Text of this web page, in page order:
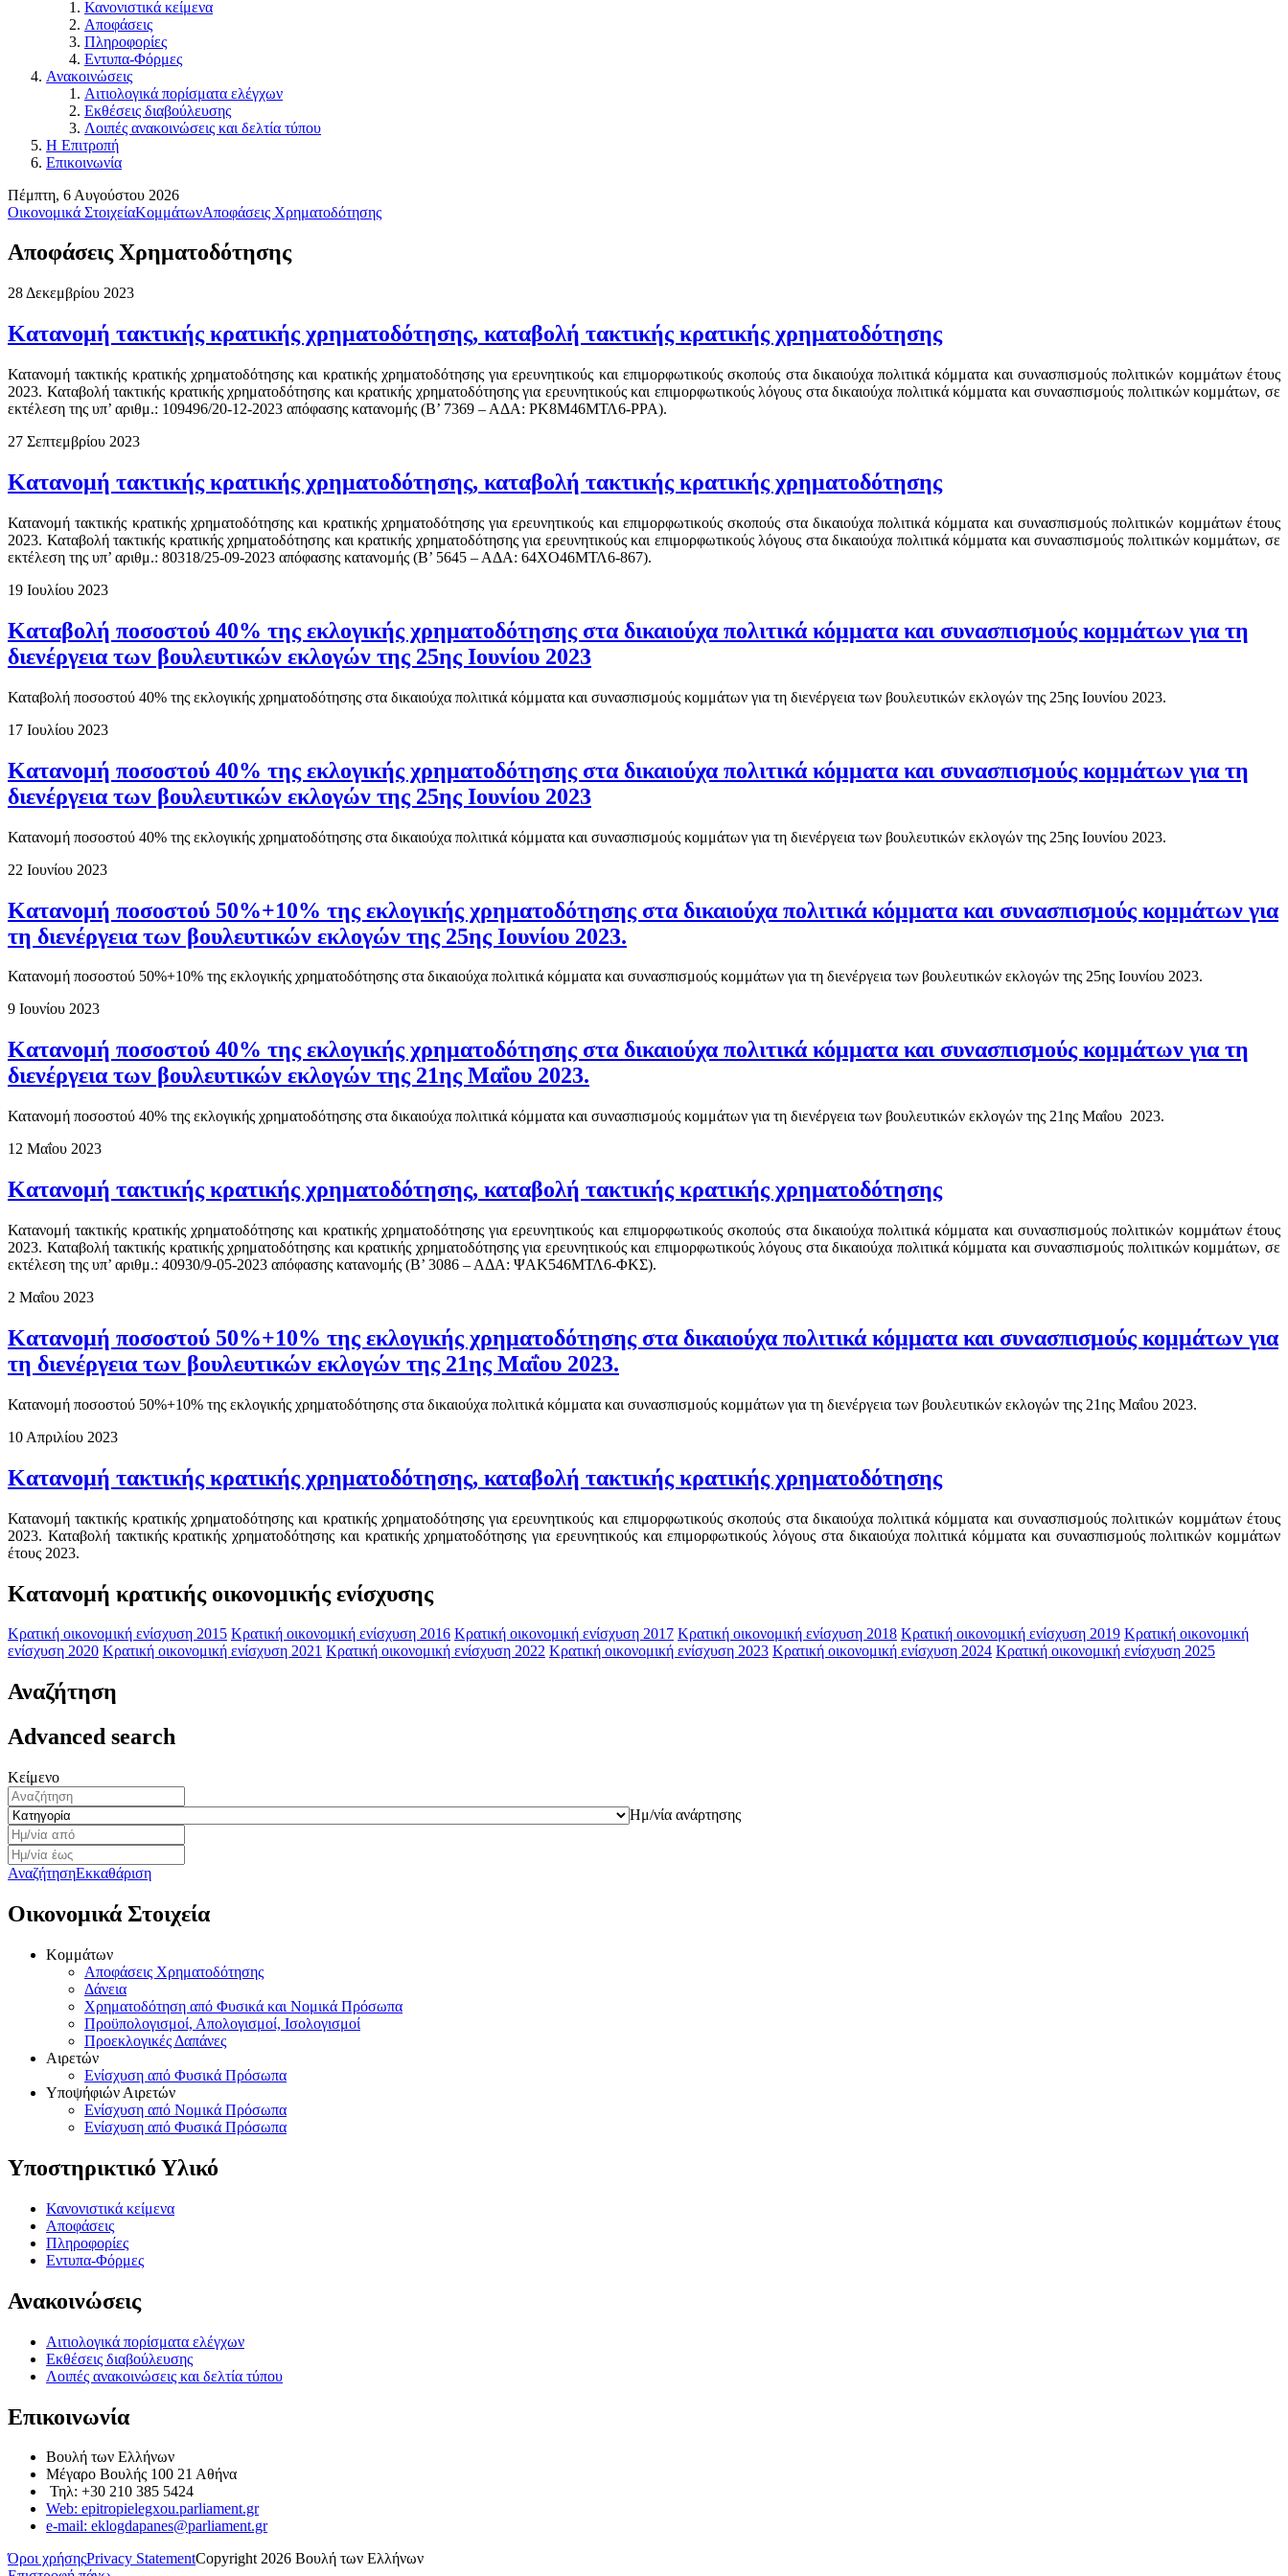
Κανονιστικά κείμενα
Αποφάσεις
Πληροφορίες
Εντυπα-Φόρμες
Ανακοινώσεις
Αιτιολογικά πορίσματα ελέγχων
Εκθέσεις διαβούλευσης
Λοιπές ανακοινώσεις και δελτία τύπου
Η Επιτροπή
Επικοινωνία
Πέμπτη, 6 Αυγούστου 2026
Οικονομικά ΣτοιχείαΚομμάτωνΑποφάσεις Χρηματοδότησης
Αποφάσεις Χρηματοδότησης
28 Δεκεμβρίου 2023
Κατανομή τακτικής κρατικής χρηματοδότησης, καταβολή τακτικής κρατικής χρηματοδότησης
Κατανομή τακτικής κρατικής χρηματοδότησης και κρατικής χρηματοδότησης για ερευνητικούς και επιμορφωτικούς σκοπούς στα δικαιούχα πολιτικά κόμματα και συνασπισμούς πολιτικών κομμάτων έτους
2023. Καταβολή τακτικής κρατικής χρηματοδότησης και κρατικής χρηματοδότησης για ερευνητικούς και επιμορφωτικούς λόγους στα δικαιούχα πολιτικά κόμματα και συνασπισμούς πολιτικών κομμάτων, σε
εκτέλεση της υπ’ αριθμ.: 109496/20-12-2023 απόφασης κατανομής (Β’ 7369 – ΑΔΑ: ΡΚ8Μ46ΜΤΛ6-ΡΡΑ).
27 Σεπτεμβρίου 2023
Κατανομή τακτικής κρατικής χρηματοδότησης, καταβολή τακτικής κρατικής χρηματοδότησης
Κατανομή τακτικής κρατικής χρηματοδότησης και κρατικής χρηματοδότησης για ερευνητικούς και επιμορφωτικούς σκοπούς στα δικαιούχα πολιτικά κόμματα και συνασπισμούς πολιτικών κομμάτων έτους
2023. Καταβολή τακτικής κρατικής χρηματοδότησης και κρατικής χρηματοδότησης για ερευνητικούς και επιμορφωτικούς λόγους στα δικαιούχα πολιτικά κόμματα και συνασπισμούς πολιτικών κομμάτων, σε
εκτέλεση της υπ’ αριθμ.: 80318/25-09-2023 απόφασης κατανομής (Β’ 5645 – ΑΔΑ: 64ΧΟ46ΜΤΛ6-867).
19 Ιουλίου 2023
Καταβολή ποσοστού 40% της εκλογικής χρηματοδότησης στα δικαιούχα πολιτικά κόμματα και συνασπισμούς κομμάτων για τη
διενέργεια των βουλευτικών εκλογών της 25ης Ιουνίου 2023
Καταβολή ποσοστού 40% της εκλογικής χρηματοδότησης στα δικαιούχα πολιτικά κόμματα και συνασπισμούς κομμάτων για τη διενέργεια των βουλευτικών εκλογών της 25ης Ιουνίου 2023.
17 Ιουλίου 2023
Κατανομή ποσοστού 40% της εκλογικής χρηματοδότησης στα δικαιούχα πολιτικά κόμματα και συνασπισμούς κομμάτων για τη
διενέργεια των βουλευτικών εκλογών της 25ης Ιουνίου 2023
Κατανομή ποσοστού 40% της εκλογικής χρηματοδότησης στα δικαιούχα πολιτικά κόμματα και συνασπισμούς κομμάτων για τη διενέργεια των βουλευτικών εκλογών της 25ης Ιουνίου 2023.
22 Ιουνίου 2023
Κατανομή ποσοστού 50%+10% της εκλογικής χρηματοδότησης στα δικαιούχα πολιτικά κόμματα και συνασπισμούς κομμάτων για
τη διενέργεια των βουλευτικών εκλογών της 25ης Ιουνίου 2023.
Κατανομή ποσοστού 50%+10% της εκλογικής χρηματοδότησης στα δικαιούχα πολιτικά κόμματα και συνασπισμούς κομμάτων για τη διενέργεια των βουλευτικών εκλογών της 25ης Ιουνίου 2023.
9 Ιουνίου 2023
Κατανομή ποσοστού 40% της εκλογικής χρηματοδότησης στα δικαιούχα πολιτικά κόμματα και συνασπισμούς κομμάτων για τη
διενέργεια των βουλευτικών εκλογών της 21ης Μαΐου 2023.
Κατανομή ποσοστού 40% της εκλογικής χρηματοδότησης στα δικαιούχα πολιτικά κόμματα και συνασπισμούς κομμάτων για τη διενέργεια των βουλευτικών εκλογών της 21ης Μαΐου 2023.
12 Μαΐου 2023
Κατανομή τακτικής κρατικής χρηματοδότησης, καταβολή τακτικής κρατικής χρηματοδότησης
Κατανομή τακτικής κρατικής χρηματοδότησης και κρατικής χρηματοδότησης για ερευνητικούς και επιμορφωτικούς σκοπούς στα δικαιούχα πολιτικά κόμματα και συνασπισμούς πολιτικών κομμάτων έτους
2023. Καταβολή τακτικής κρατικής χρηματοδότησης και κρατικής χρηματοδότησης για ερευνητικούς και επιμορφωτικούς λόγους στα δικαιούχα πολιτικά κόμματα και συνασπισμούς πολιτικών κομμάτων, σε
εκτέλεση της υπ’ αριθμ.: 40930/9-05-2023 απόφασης κατανομής (Β’ 3086 – ΑΔΑ: ΨΑΚ546ΜΤΛ6-ΦΚΣ).
2 Μαΐου 2023
Κατανομή ποσοστού 50%+10% της εκλογικής χρηματοδότησης στα δικαιούχα πολιτικά κόμματα και συνασπισμούς κομμάτων για
τη διενέργεια των βουλευτικών εκλογών της 21ης Μαΐου 2023.
Κατανομή ποσοστού 50%+10% της εκλογικής χρηματοδότησης στα δικαιούχα πολιτικά κόμματα και συνασπισμούς κομμάτων για τη διενέργεια των βουλευτικών εκλογών της 21ης Μαΐου 2023.
10 Απριλίου 2023
Κατανομή τακτικής κρατικής χρηματοδότησης, καταβολή τακτικής κρατικής χρηματοδότησης
Κατανομή τακτικής κρατικής χρηματοδότησης και κρατικής χρηματοδότησης για ερευνητικούς και επιμορφωτικούς σκοπούς στα δικαιούχα πολιτικά κόμματα και συνασπισμούς πολιτικών κομμάτων έτους
2023. Καταβολή τακτικής κρατικής χρηματοδότησης και κρατικής χρηματοδότησης για ερευνητικούς και επιμορφωτικούς λόγους στα δικαιούχα πολιτικά κόμματα και συνασπισμούς πολιτικών κομμάτων
έτους 2023.
Κατανομή κρατικής οικονομικής ενίσχυσης
Κρατική οικονομική ενίσχυση 2015 Κρατική οικονομική ενίσχυση 2016 Κρατική οικονομική ενίσχυση 2017 Κρατική οικονομική ενίσχυση 2018 Κρατική οικονομική ενίσχυση 2019 Κρατική οικονομική
ενίσχυση 2020 Κρατική οικονομική ενίσχυση 2021 Κρατική οικονομική ενίσχυση 2022 Κρατική οικονομική ενίσχυση 2023 Κρατική οικονομική ενίσχυση 2024 Κρατική οικονομική ενίσχυση 2025
Αναζήτηση
Advanced search
Κείμενο
Κατηγορία Ημ/νία ανάρτησης
ΑναζήτησηΕκκαθάριση
Οικονομικά Στοιχεία
Κομμάτων
Αποφάσεις Χρηματοδότησης
Δάνεια
Χρηματοδότηση από Φυσικά και Νομικά Πρόσωπα
Προϋπολογισμοί, Απολογισμοί, Ισολογισμοί
Προεκλογικές Δαπάνες
Αιρετών
Ενίσχυση από Φυσικά Πρόσωπα
Υποψήφιών Αιρετών
Ενίσχυση από Νομικά Πρόσωπα
Ενίσχυση από Φυσικά Πρόσωπα
Υποστηρικτικό Υλικό
Κανονιστικά κείμενα
Αποφάσεις
Πληροφορίες
Εντυπα-Φόρμες
Ανακοινώσεις
Αιτιολογικά πορίσματα ελέγχων
Εκθέσεις διαβούλευσης
Λοιπές ανακοινώσεις και δελτία τύπου
Επικοινωνία
Βουλή των Ελλήνων
Μέγαρο Βουλής 100 21 Αθήνα
Τηλ: +30 210 385 5424
Web: epitropielegxou.parliament.gr
e-mail: eklogdapanes@parliament.gr
Όροι χρήσηςPrivacy StatementCopyright 2026 Βουλή των Ελλήνων